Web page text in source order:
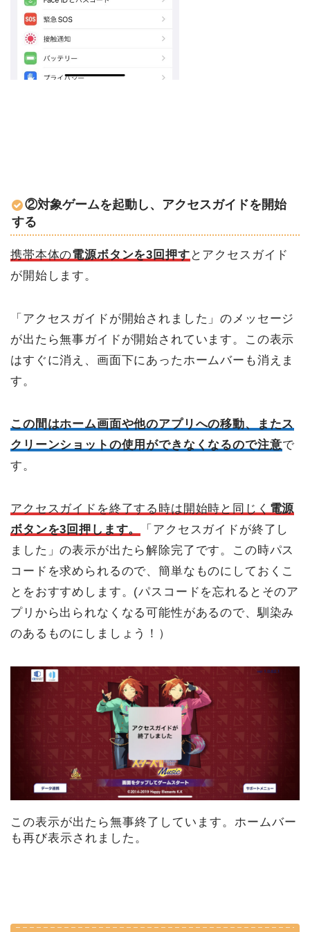
②対象ゲームを起動し、アクセスガイドを開始
する
携帯本体の電源ボタンを3回押す とアクセスガイド
が開始します。
「アクセスガイドが開始されました」のメッセージ
が出たら無事ガイドが開始されています。この表示
はすぐに消え、画面下にあったホームバーも消えま
す。
この間はホーム画面や他のアプリへの移動、またス
クリーンショットの使用ができなくなるので注意で
す。
アクセスガイドを終了する時は開始時と同じく 電源
ボタンを3回押します。
「アクセスガイドが終了し
ました」の表示が出たら解除完了です。この時パス
コードを求められるので、簡単なものにしておくこ
とをおすすめします。(パスコードを忘れるとそのア
プリから出られなくなる可能性があるので、馴染み
のあるものにしましょう！）
この表示が出たら無事終了しています。ホームバー
も再び表示されました。